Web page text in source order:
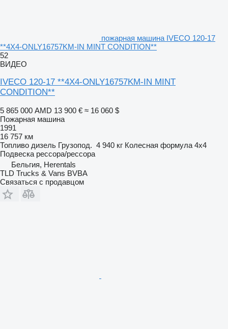
пожарная машина IVECO 120-17
**4X4-ONLY16757KM-IN MINT CONDITION**
52
ВИДЕО
IVECO 120-17 **4X4-ONLY16757KM-IN MINT
CONDITION**
5 865 000 AMD 13 900 € ≈ 16 060 $
Пожарная машина
1991
16 757 км
Топливо дизель Грузопод. 4 940 кг Колесная формула 4x4
Подвеска рессора/рессора
Бельгия, Herentals
TLD Trucks & Vans BVBA
Связаться с продавцом